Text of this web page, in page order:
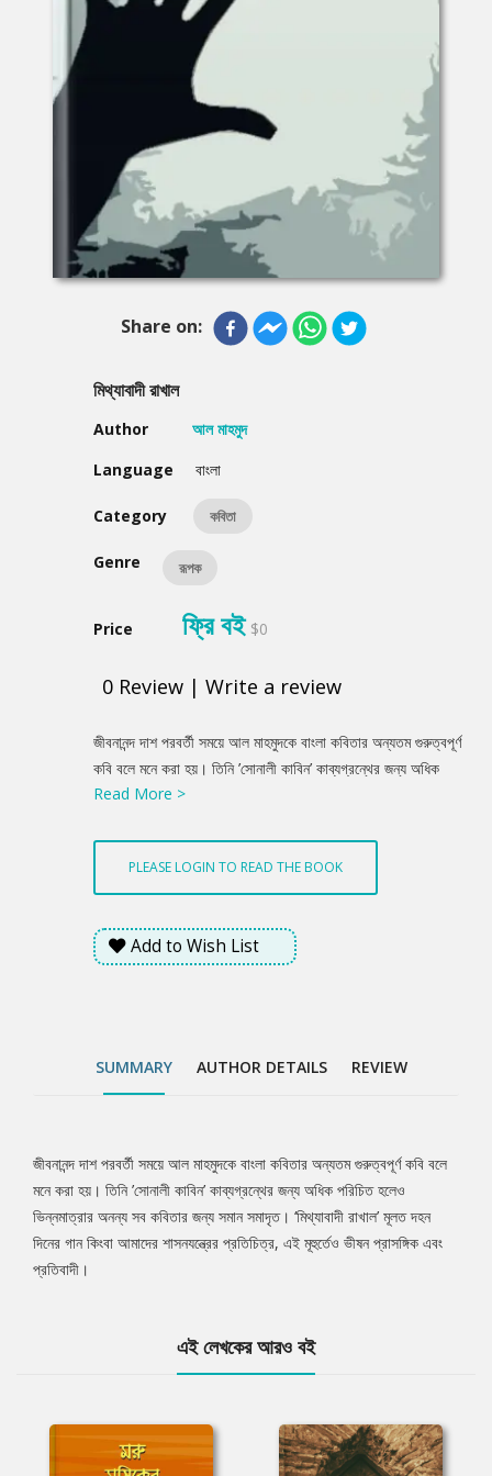
Share on:
মিথ্যাবাদী রাখাল
Author
আল মাহমুদ
Language
বাংলা
Category কবিতা
Genre রূপক
Price ফ্রি বই $0
0 Review | Write a review
Product
Summery
জীবনানন্দ দাশ পরবর্তী সময়ে আল মাহমুদকে বাংলা কবিতার অন্যতম গুরুত্বপূর্ণ
কবি বলে মনে করা হয়। তিনি ’সোনালী কাবিন’ কাব্যগ্রন্থের জন্য অধিক
পরিচিত হলেও ভিন্নমাত্রার অনন্য সব কবিতার জন্য সমান সমাদৃত।
প্রতিচিত্র, এই মূহুর্তেও ভীষন প্রাসঙ্গিক এবং প্রতিবাদী।
Read More >
PLEASE LOGIN TO READ THE BOOK
Add to Wish List
SUMMARY AUTHOR DETAILS REVIEW
Tab
Article
জীবনানন্দ দাশ পরবর্তী সময়ে আল মাহমুদকে বাংলা কবিতার অন্যতম গুরুত্বপূর্ণ কবি বলে
মনে করা হয়। তিনি ’সোনালী কাবিন’ কাব্যগ্রন্থের জন্য অধিক পরিচিত হলেও
ভিন্নমাত্রার অনন্য সব কবিতার জন্য সমান সমাদৃত। ‘মিথ্যাবাদী রাখাল’ মূলত দহন
দিনের গান কিংবা আমাদের শাসনযন্ত্রের প্রতিচিত্র, এই মূহুর্তেও ভীষন প্রাসঙ্গিক এবং
প্রতিবাদী।
এই লেখকের আরও বই